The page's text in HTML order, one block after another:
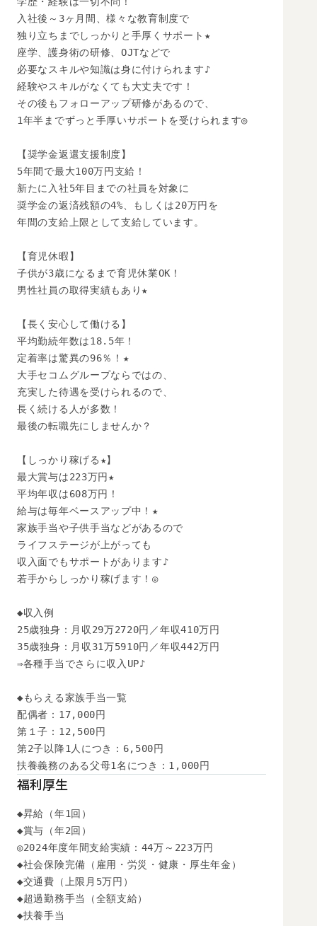
入社後～3ヶ月間、様々な教育制度で
独り立ちまでしっかりと手厚くサポート★
座学、護身術の研修、OJTなどで
必要なスキルや知識は身に付けられます♪
経験やスキルがなくても大丈夫です！
その後もフォローアップ研修があるので、
1年半までずっと手厚いサポートを受けられます◎
【奨学金返還支援制度】
5年間で最大100万円支給！
新たに入社5年目までの社員を対象に
奨学金の返済残額の4%、もしくは20万円を
年間の支給上限として支給しています。
【育児休暇】
子供が3歳になるまで育児休業OK！
男性社員の取得実績もあり★
【長く安心して働ける】
平均勤続年数は18.5年！
定着率は驚異の96％！★
大手セコムグループならではの、
充実した待遇を受けられるので、
長く続ける人が多数！
最後の転職先にしませんか？
【しっかり稼げる★】
最大賞与は223万円★
平均年収は608万円！
給与は毎年ベースアップ中！★
家族手当や子供手当などがあるので
ライフステージが上がっても
収入面でもサポートがあります♪
若手からしっかり稼げます！◎
◆収入例
25歳独身：月収29万2720円／年収410万円
35歳独身：月収31万5910円／年収442万円
⇒各種手当でさらに収入UP♪
◆もらえる家族手当一覧
配偶者：17,000円
第１子：12,500円
第2子以降1人につき：6,500円
扶養義務のある父母1名につき：1,000円
福利厚生
◆昇給（年1回）
◆賞与（年2回）
◎2024年度年間支給実績：44万～223万円
◆社会保険完備（雇用・労災・健康・厚生年金）
◆交通費（上限月5万円）
◆超過勤務手当（全額支給）
◆扶養手当